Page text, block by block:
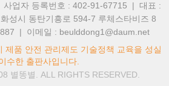
업자 등록번호 : 402-91-67715 | 대표 :
성시 동탄기흥로 594-7 루체스타비즈 8
| 이메일 : beulddong1@daum.net
제품 안전 관리제도 기술정책 교육을 성실
수한 출판사입니다.
별똥별. ALL RIGHTS RESERVED.